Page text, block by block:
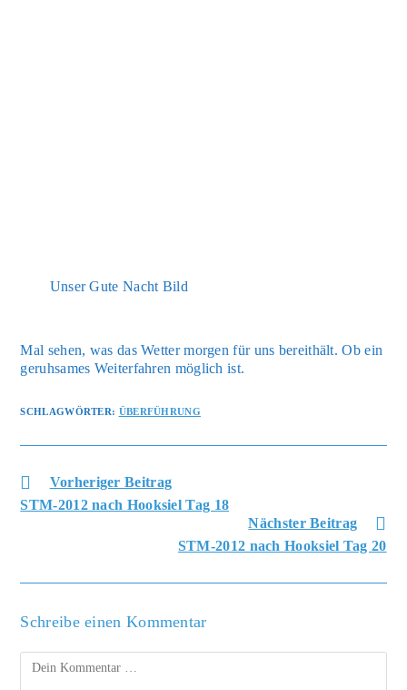
Unser Gute Nacht Bild
Mal sehen, was das Wet­ter mor­gen für uns bereit­hält. Ob ein
geruh­sa­mes Wei­ter­fah­ren mög­lich ist.
SCHLAGWÖRTER: ÜBERFÜHRUNG
Weitere
Artikel
ansehen
Vorheriger Beitrag
STM-2012 nach Hooksiel Tag 18
Nächster Beitrag
STM-2012 nach Hooksiel Tag 20
Schreibe einen Kommentar